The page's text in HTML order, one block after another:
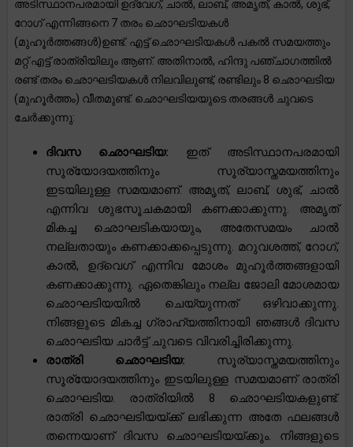
അടിസ്ഥാനപരമായി ഉദ്വേഗ്, ചാൽ, ലാബ്, അമൃത്, കാൽ, ശുഭ്,
റോഗ് എന്നിങ്ങനെ 7 തരം ഛൊഘടിയകൾ
(മുഹൂർത്തങ്ങൾ)ഉണ്ട്. എട്ട് ഛൊഘടിയകൾ പകൽ സമയത്തും
മറ്റ് എട്ട് രാത്രിയിലും ആണ്. അതിനാൽ, ഹിന്ദു പഞ്ചാഗത്തിൽ
രണ്ട് തരം ഛൊഘടിയകൾ നിലവിലുണ്ട്, രണ്ടിലും 8 ഛൊഘടിയ
(മുഹൂർത്തം) വീതമുണ്ട്. ഛൊഘടിയയുടെ തരങ്ങൾ ചുവടെ
ചേർക്കുന്നു:
ദിവസ ഛൊഘടിയ: ഇത് അടിസ്ഥാനപരമായി
സൂര്യോദയത്തിനും സൂര്യാസ്തമയത്തിനും
ഇടയിലുള്ള സമയമാണ്. അമൃത്, ലാബ്, ശുഭ്, ചാൽ
എന്നിവ ശുഭസൂചകമായി കണക്കാക്കുന്നു. അമൃത്
മികച്ച ഛൊഘടികയായും, അതേസമയം ചാൽ
നല്ലതായും കണക്കാക്കപ്പെടുന്നു. മറുവശത്ത്, റോഗ്,
കാൽ, ഉദ്‌വെഗ് എന്നിവ മോശം മുഹൂർത്തങ്ങളായി
കണക്കാക്കുന്നു. ഏതെങ്കിലും നല്ല ജോലി മോശമായ
ഛൊഘടിയയിൽ ചെയ്യുന്നത് ഒഴിവാക്കുന്നു.
നിങ്ങളുടെ മികച്ച ഗ്രാഹ്യത്തിനായി ഞങ്ങൾ ദിവസ
ഛൊഘടിയ ചാർട്ട് ചുവടെ വിവരിച്ചിരിക്കുന്നു.
രാത്രി ഛൊഘടിയ: സൂര്യാസ്തമയത്തിനും
സൂര്യോദയത്തിനും ഇടയിലുള്ള സമയമാണ് രാത്രി
ഛൊഘടിയ. രാത്രിയിൽ 8 ഛൊഘടിയകളുണ്ട്.
രാത്രി ഛൊഘടിയയ്ക്ക് ലഭിക്കുന്ന അതേ ഫലങ്ങൾ
തന്നെയാണ് ദിവസ ഛൊഘടിയയ്ക്കും. നിങ്ങളുടെ